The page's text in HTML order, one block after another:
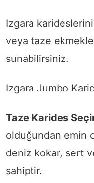
Izgara
veya taze
sunabilirsiniz.
Izgara Jumbo
Taze Karides
olduğundan emin
deniz kokar, sert
sahiptir.